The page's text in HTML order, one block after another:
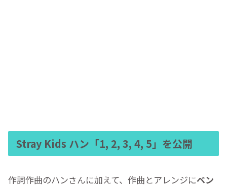
Stray Kids ハン「1, 2, 3, 4, 5」を公開
作詞作曲のハンさんに加えて、作曲とアレンジにベン